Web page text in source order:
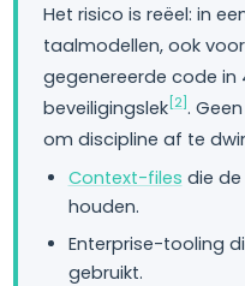
Het risico is reëel: in
taalmodellen, ook
gegenereerde code in
beveiligingslek[2].
om discipline af te
Context-files die
houden.
Enterprise-tooling
gebruikt.